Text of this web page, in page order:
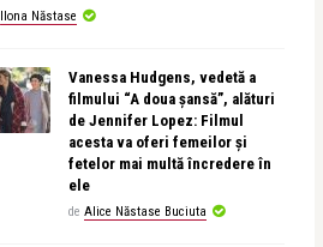
Ilona Năstase
Vanessa Hudgens, vedetă a
filmului “A doua șansă”, alături
de Jennifer Lopez: Filmul
acesta va oferi femeilor și
fetelor mai multă încredere în
ele
de Alice Năstase Buciuta